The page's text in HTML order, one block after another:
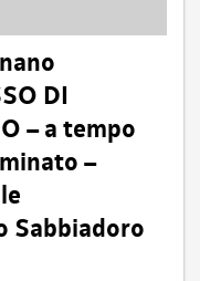
DI
– a tempo
–
Sabbiadoro